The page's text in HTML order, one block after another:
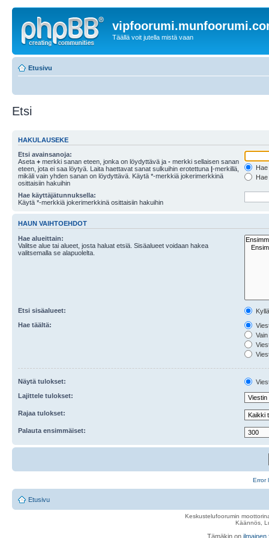
Täällä voit jutella mistä vaan
Etusivu
Etsi
HAKULAUSEKE
Etsi avainsanoja:
Aseta + merkki sanan eteen, jonka on löydyttävä ja - merkki sellaisen sanan
eteen, jota ei saa löytyä. Laita haettavat sanat sulkuihin erotettuna |-merkillä,
mikäli vain yhden sanan on löydyttävä. Käytä *-merkkiä jokerimerkkinä
osittaisiin hakuihin
Hae käyttäjätunnuksella:
Käytä *-merkkiä jokerimerkkinä osittaisiin hakuihin
HAUN VAIHTOEHDOT
Hae alueittain:
Valitse alue tai alueet, josta haluat etsiä. Sisäalueet voidaan hakea
valitsemalla se alapuolelta.
Etsi sisäalueet:
Hae täältä:
Näytä tulokset:
Lajittele tulokset:
Rajaa tulokset:
Palauta ensimmäiset:
Error
Etusivu
Keskustelufoorumin
Käännös,
Tämäkin on ilmainen